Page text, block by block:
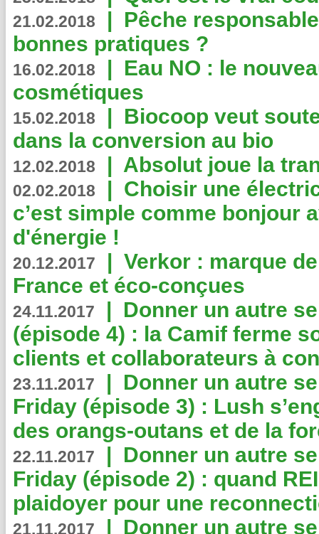
21.02.2018 | Pêche
bonnes pratiques ?
16.02.2018 | Eau NO : le
cosmétiques
15.02.2018 | Biocoop veut
dans la conversion au bio
12.02.2018 | Absolut joue la
02.02.2018 | Choisir une
c’est simple comme bonjour
d'énergie !
20.12.2017 | Verkor : marque
France et éco-conçues
24.11.2017 | Donner un autre
(épisode 4) : la Camif ferme
clients et collaborateurs à
23.11.2017 | Donner un autre
Friday (épisode 3) : Lush
des orangs-outans et de la
22.11.2017 | Donner un autre
Friday (épisode 2) : quand
plaidoyer pour une
21.11.2017 | Donner un autre